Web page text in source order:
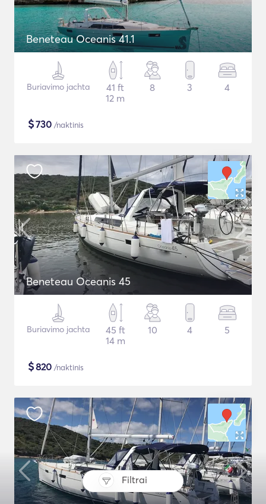
Filtrai
Beneteau Oceanis 41.1
Buriavimo jachta
41 ft
12 m
8 3 4
$730 /naktinis
Beneteau Oceanis 45
Buriavimo jachta
45 ft
14 m
10 4 5
$820 /naktinis